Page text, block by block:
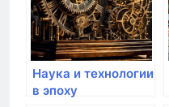
Наука и технологии
в эпоху